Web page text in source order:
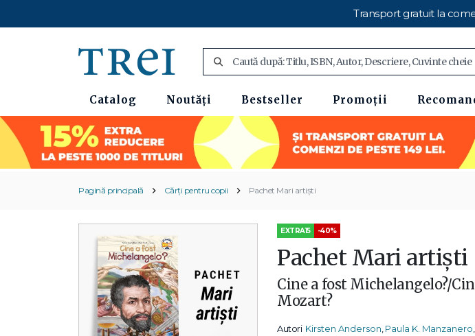
Transport gratuit la
Catalog Noutăți Bestseller Promoții
Pagină principală Cărți pentru copii Pachet Mari artiști
EXTRA15 -40%
Pachet Mari artiști
Cine a fost Michelangelo?/
Mozart?
Autori Kirsten Anderson Paula K. Manzanero